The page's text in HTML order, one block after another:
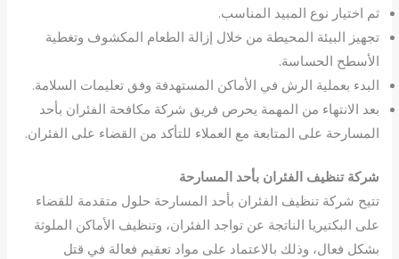
ثم اختيار نوع المبيد المناسب.
تجهيز البيئة المحيطة من خلال إزالة الطعام المكشوف وتغطية
الأسطح الحساسة.
البدء بعملية الرش في الأماكن المستهدفة وفق تعليمات السلامة.
بعد الانتهاء من المهمة يحرص فريق شركة مكافحة الفئران بأحد
المسارحة على المتابعة مع العملاء للتأكد من القضاء على الفئران.
شركة تنظيف الفئران بأحد المسارحة
تتيح شركة تنظيف الفئران بأحد المسارحة حلول متقدمة للقضاء
على البكتيريا الناتجة عن تواجد الفئران، وتنظيف الأماكن الملوثة
بشكل فعال، وذلك بالاعتماد على مواد تعقيم فعالة في قتل